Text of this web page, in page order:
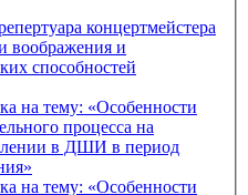
концертмейстера
воображения и
способностей
«Особенности
процесса на
в ДШИ в период
на тему: «Особенности